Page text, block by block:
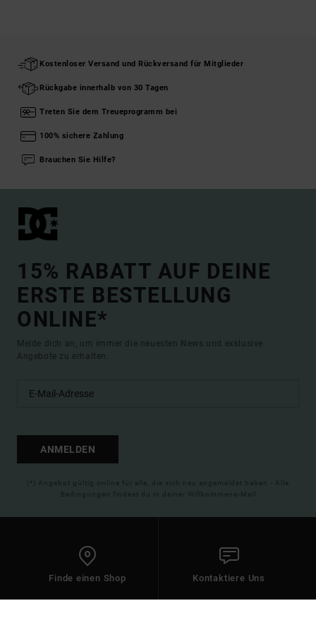
Kostenloser Versand und Rückversand für Mitglieder
Rückgabe innerhalb von 30 Tagen
Treten Sie dem Treueprogramm bei
100% sichere Zahlung
Brauchen Sie Hilfe?
15% RABATT AUF DEINE
ERSTE BESTELLUNG
ONLINE*
Melde dich an, um immer die neuesten News und exklusive
Angebote zu erhalten.
ANMELDEN
(*) Angebot gültig online für alle, die sich neu angemeldet haben - Alle
Bedingungen findest du in deiner Willkommens-Mail
Finde einen Shop Kontaktiere Uns